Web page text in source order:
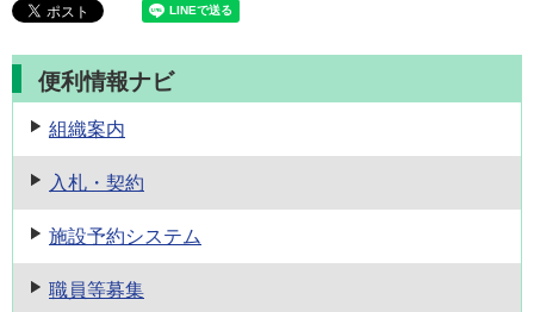
便利情報ナビ
組織案内
入札・契約
施設予約システム
職員等募集